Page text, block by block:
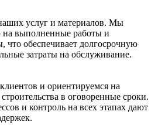
услуг и материалов. Мы
на выполненные работы и
что обеспечивает долгосрочную
затраты на обслуживание.
и ориентируемся на
в оговоренные сроки.
и контроль на всех этапах дают